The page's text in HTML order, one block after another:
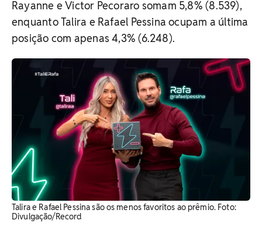
Rayanne e Victor Pecoraro somam 5,8% (8.539),
enquanto Talira e Rafael Pessina ocupam a última
posição com apenas 4,3% (6.248).
Talira e Rafael Pessina são os menos favoritos ao prêmio. ​Foto:
Divulgação/Record